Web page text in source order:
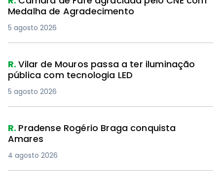
Medalha de Agradecimento
5 agosto 2026
R.Vilar de Mouros passa a ter iluminação
pública com tecnologia LED
5 agosto 2026
R. Pradense Rogério Braga conquista
Amares
4 agosto 2026